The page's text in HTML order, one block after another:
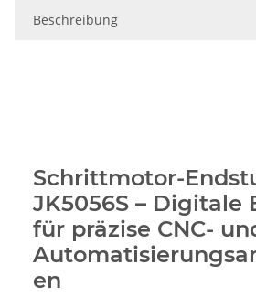
Beschreibung
Schrittmotor-
JK5056S – Digitale
für präzise CNC-
en